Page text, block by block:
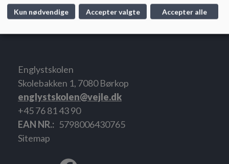
07.05.25 Dagsorden og referat.pdf
Englystskolen
Skolebakken 1, 7080 Børkop
englystskolen@vejle.dk
+45 76 81 43 90
EAN NR.
5798006430765
Sitemap
Kun nødvendige Accepter valgte Accepter alle